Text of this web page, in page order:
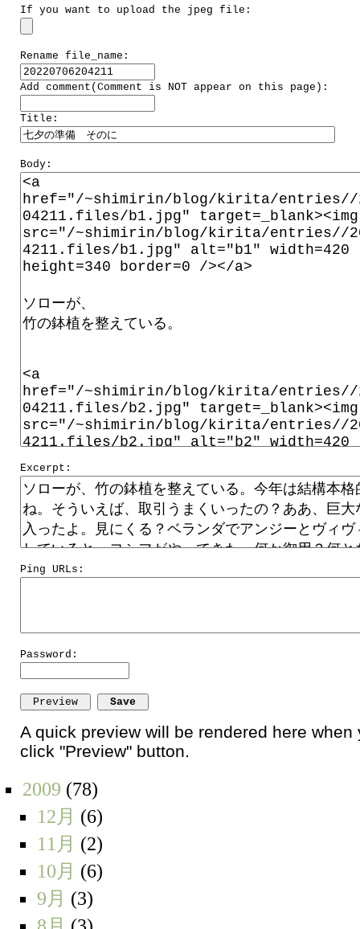
If you want to upload the jpeg file:
Rename file_name:
Add comment(Comment is NOT appear on this page):
Title:
Body:
Excerpt:
Ping URLs:
Password:
A quick preview will be rendered here when
click "Preview" button.
2009 (78)
12月 (6)
11月 (2)
10月 (6)
9月 (3)